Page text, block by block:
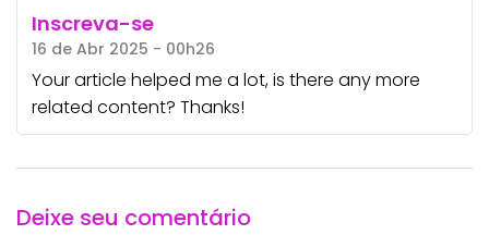
Inscreva-se
16 de Abr 2025 - 00h26
Your article helped me a lot, is there any more
related content? Thanks!
Deixe seu comentário